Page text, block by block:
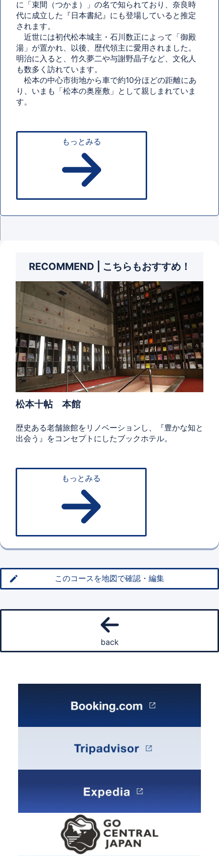
に「束間（つかま）」の名で知られており、奈良時
代に成立した『日本書紀』にも登場していると推定
されます。
近世には初代松本城主・石川数正によって「御殿
湯」が置かれ、以後、歴代領主に愛用されました。
明治に入ると、竹久夢二や与謝野晶子など、文化人
も数多く訪れています。
松本の中心市街地から車で約10分ほどの距離にあ
り、いまも「松本の奥座敷」として親しまれていま
す。
もっとみる
RECOMMEND | こちらもおすすめ！
松本十帖 本館
歴史ある老舗旅館をリノベーションし、『豊かな知と
出会う』をコンセプトにしたブックホテル。
もっとみる
このコースを地図で確認・編集
back